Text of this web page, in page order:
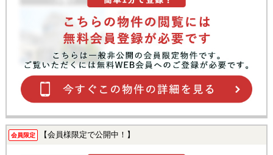
会員限定 【会員様限定で公開中！】